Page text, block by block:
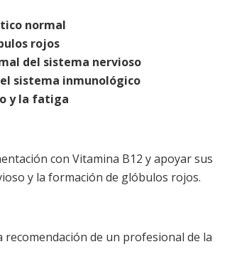
normal
rojos
del sistema nervioso
sistema inmunológico
y la fatiga
con Vitamina B12 y apoyar sus
y la formación de glóbulos rojos.
de un profesional de la